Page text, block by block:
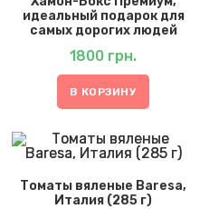
идеальный подарок для
самых дорогих людей
1800 грн.
В КОРЗИНУ
Томаты вяленые Baresa,
Италия (285 г)